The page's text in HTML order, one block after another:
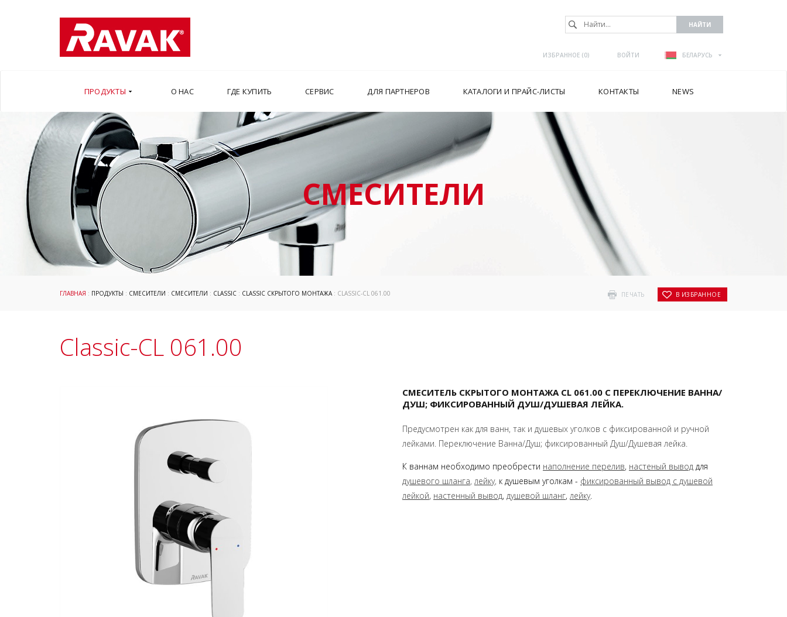
ИЗБРАННОЕ (0) ВОЙТИ БЕЛАРУСЬ
ПРОДУКТЫ О НАС ГДЕ КУПИТЬ СЕРВИС ДЛЯ ПАРТНЕРОВ КАТАЛОГИ И ПРАЙС-ЛИСТЫ КОНТАКТЫ NEWS
СМЕСИТЕЛИ
ПЕЧАТЬ В ИЗБРАННОЕ
ГЛАВНАЯ : ПРОДУКТЫ : СМЕСИТЕЛИ : СМЕСИТЕЛИ : CLASSIC : CLASSIC СКРЫТОГО МОНТАЖА: CLASSIC-CL 061.00
Classic-CL 061.00
СМЕСИТЕЛЬ СКРЫТОГО МОНТАЖА CL 061.00 С ПЕРЕКЛЮЧЕНИЕ ВАННА/
ДУШ; ФИКСИРОВАННЫЙ ДУШ/ДУШЕВАЯ ЛЕЙКА.
Предусмотрен как для ванн, так и душевых уголков с фиксированной и ручной
лейками. Переключение Ванна/Душ; фиксированный Душ/Душевая лейка.
К ваннам необходимо преобрести наполнение перелив, настеный вывод для
душевого шланга,лейку, к душевым уголкам - фиксированный вывод с душевой
лейкой, настенный вывод, душевой шланг, лейку.